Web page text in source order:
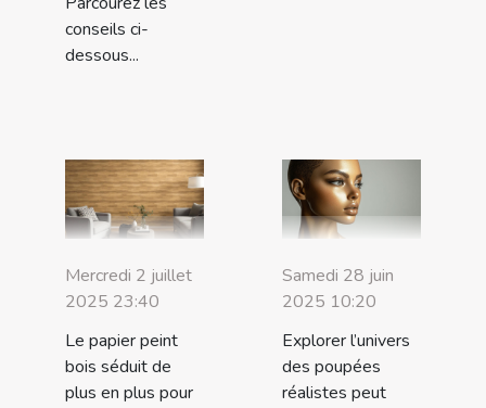
conseils ci-
dessous...
Mercredi 2 juillet
2025 23:40
Le papier peint
bois séduit de
plus en plus pour
Samedi 28 juin
2025 10:20
Explorer l’univers
des poupées
réalistes peut